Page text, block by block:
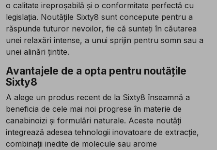
o calitate ireproșabilă și o conformitate perfectă cu
legislația. Noutățile Sixty8 sunt concepute pentru a
răspunde tuturor nevoilor, fie că sunteți în căutarea
unei relaxări intense, a unui sprijin pentru somn sau a
unei alinări țintite.
Avantajele de a opta pentru noutățile
Sixty8
A alege un produs recent de la Sixty8 înseamnă a
beneficia de cele mai noi progrese în materie de
canabinoizi și formulări naturale. Aceste noutăți
integrează adesea tehnologii inovatoare de extracție,
combinații inedite de molecule sau arome